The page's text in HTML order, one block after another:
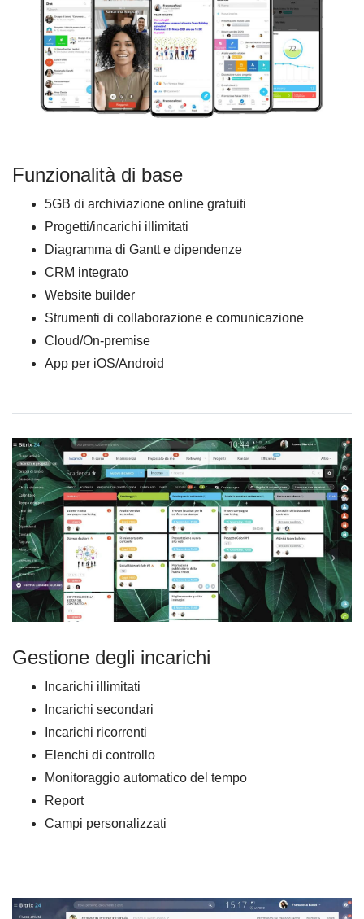
Funzionalità di base
5GB di archiviazione online gratuiti
Progetti/incarichi illimitati
Diagramma di Gantt e dipendenze
CRM integrato
Website builder
Strumenti di collaborazione e comunicazione
Cloud/On-premise
App per iOS/Android
Gestione degli incarichi
Incarichi illimitati
Incarichi secondari
Incarichi ricorrenti
Elenchi di controllo
Monitoraggio automatico del tempo
Report
Campi personalizzati